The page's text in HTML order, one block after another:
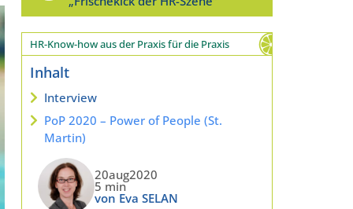
HR-Know-how aus der Praxis für die Praxis
Inhalt
Interview
PoP 2020 – Power of People (St.
Martin)
20aug2020
5 min
von Eva SELAN